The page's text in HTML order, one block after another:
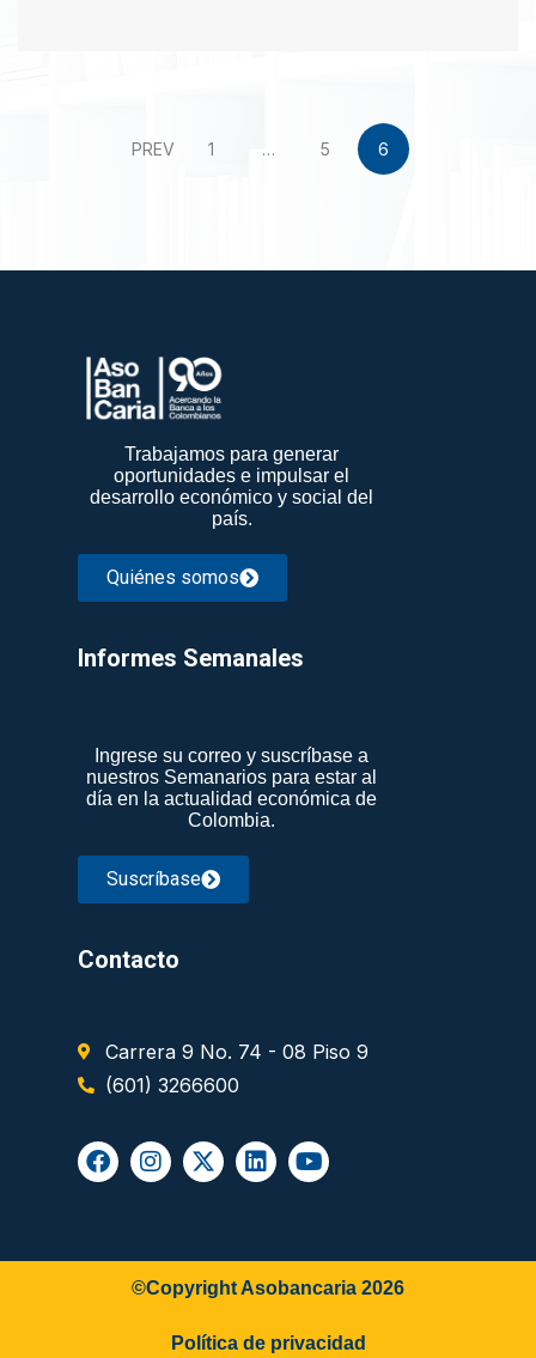
alojamiento y transporte. Asistieron gerentes,
subgerentes y miembros de juntas directivas de
Descargar PDF
PREV 1 … 5 6
Trabajamos para generar
oportunidades e impulsar el
desarrollo económico y social del
país.
Quiénes somos
Informes Semanales​
Ingrese su correo y suscríbase a
nuestros Semanarios para estar al
día en la actualidad económica de
Colombia.
Suscríbase
Contacto
Carrera 9 No. 74 - 08 Piso 9
(601) 3266600
©Copyright Asobancaria 2026
Política de privacidad